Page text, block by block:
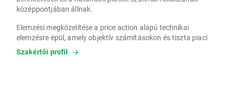
középpontjában állnak.
Elemzési megközelítése a price action alapú technikai
elemzésre épül, amely objektív számításokon és tiszta piaci
adatokon alapul. EIP képesítéssel rendelkezik, amely az
Európai Unió egyik legmagasabb szintű szakmai minősítése
Szakértői profil